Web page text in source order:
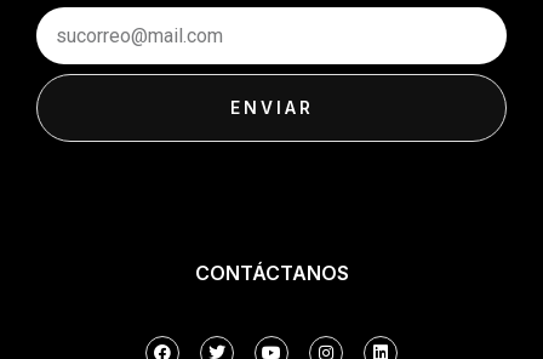
CONTÁCTANOS
a
c
w
i
o
u
n
s
i
n
Email
ENVIAR